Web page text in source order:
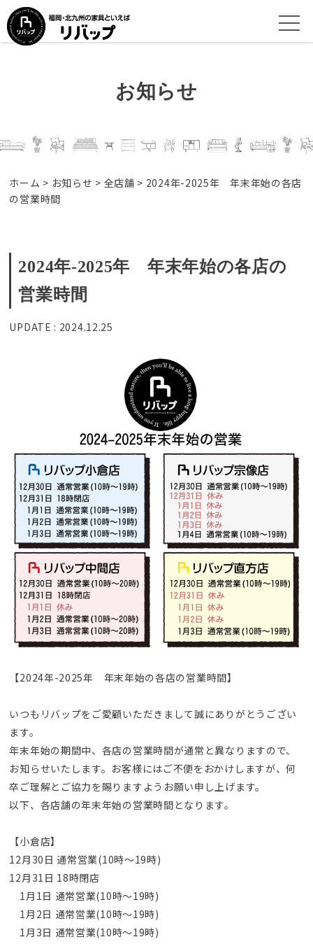
お知らせ
ホーム > お知らせ > 全店舗 > 2024年-2025年 年末年始の各店
の営業時間
2024年-2025年 年末年始の各店の
営業時間
UPDATE : 2024.12.25
【2024年-2025年 年末年始の各店の営業時間】
いつもリバップをご愛顧いただきまして誠にありがとうござい
ます。
年末年始の期間中、各店の営業時間が通常と異なりますので、
お知らせいたします。お客様にはご不便をおかけしますが、何
卒ご理解とご協力を賜りますようお願い申し上げます。
以下、各店舗の年末年始の営業時間となります。
【小倉店】
12月30日 通常営業(10時～19時)
12月31日 18時閉店
1月1日 通常営業(10時～19時)
1月2日 通常営業(10時～19時)
1月3日 通常営業(10時～19時)